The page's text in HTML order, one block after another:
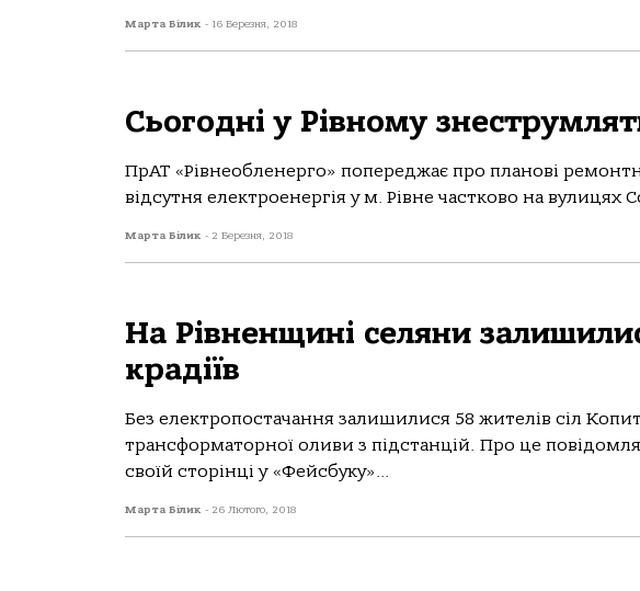
Марта Білик - 16 Березня, 2018
Сьогодні у Рівному
ПрАТ «Рівнеобленерго» попереджає про планові
відсутня електроенергія у м. Рівне частково на
Марта Білик - 2 Березня, 2018
На Рівненщині селяни
крадіїв
Без електропостачання залишилися 58 жителів сіл
трансформаторної оливи з підстанцій. Про це
своїй сторінці у «Фейсбуку»...
Марта Білик - 26 Лютого, 2018